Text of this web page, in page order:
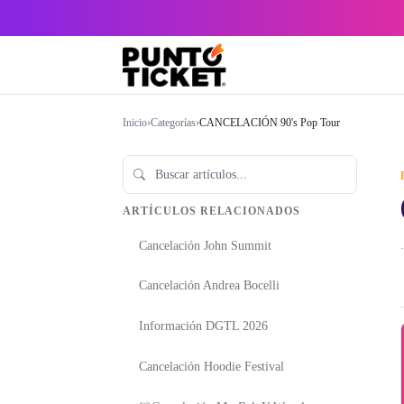
Inicio›Categorías›CANCELACIÓN 90's Pop Tour
ARTÍCULOS RELACIONADOS
Cancelación John Summit
Cancelación Andrea Bocelli
Información DGTL 2026
Cancelación Hoodie Festival
·